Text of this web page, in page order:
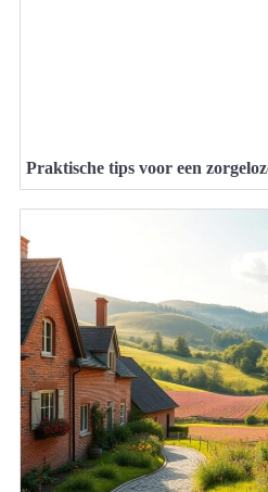
Praktische tips voor een